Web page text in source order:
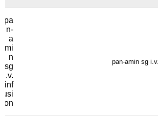
pa
n-
a
mi
n
sg
i.v.
inf
usi
on